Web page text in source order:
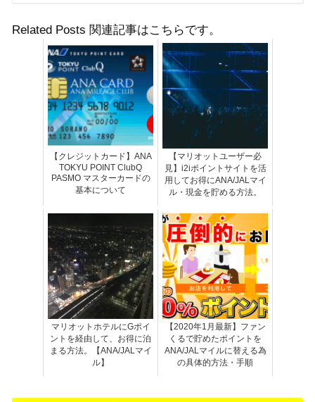
Related Posts 関連記事はこちらです。
【クレジットカード】ANA
TOKYU POINT ClubQ
PASMO マスターカードの
基本について
【マリオットユーザー必
見】i2iポイントサイトを活
用してお得にANA/JALマイ
ル・現金を貯める方法。
マリオットホテルにGポイ
ントを経由して、お得に泊
まる方法。【ANA/JALマイ
ル】
【2020年1月最新】ファン
くるで貯めたポイントを
ANA/JALマイルに替える為
の具体的方法・手順